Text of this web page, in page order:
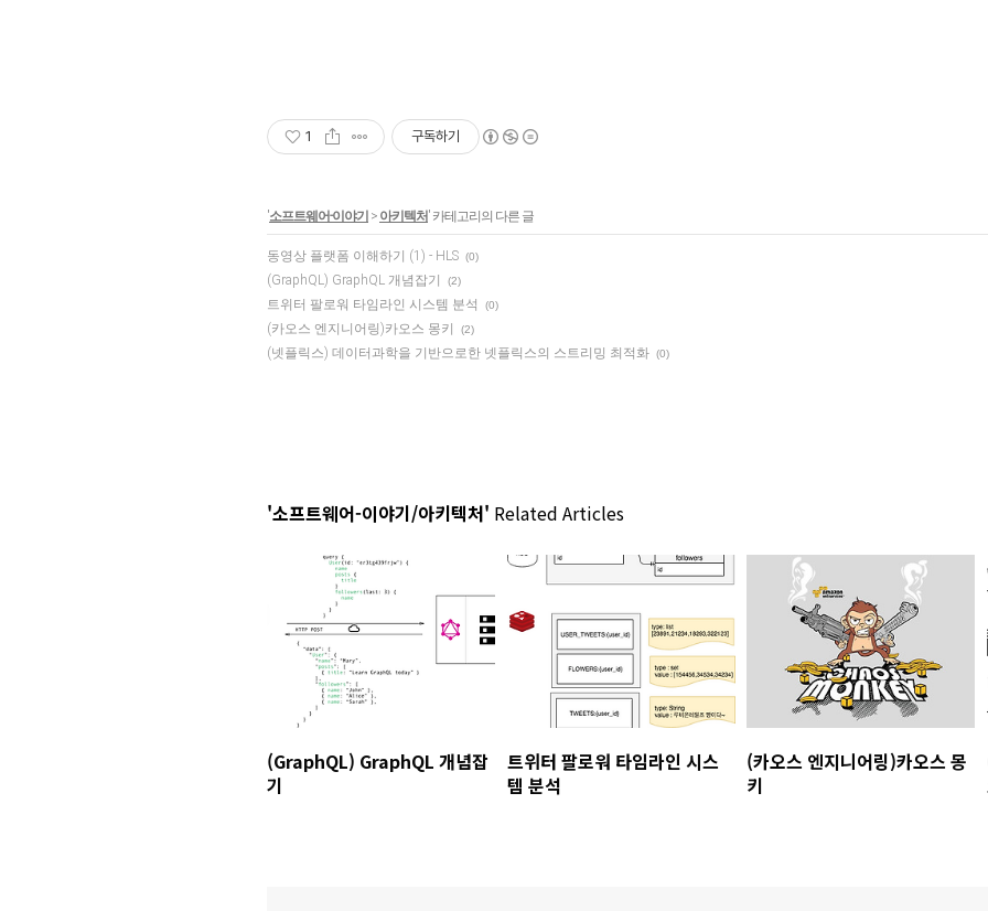
1 구독하기
'소프트웨어-이야기 > 아키텍처' 카테고리의 다른 글
동영상 플랫폼 이해하기 (1) - HLS (0)
(GraphQL) GraphQL 개념잡기 (2)
트위터 팔로워 타임라인 시스템 분석 (0)
(카오스 엔지니어링)카오스 몽키 (2)
(넷플릭스) 데이터과학을 기반으로한 넷플릭스의 스트리밍 최적화 (0)
'소프트웨어-이야기/아키텍처' Related Articles
(GraphQL) GraphQL 개념잡
기
트위터 팔로워 타임라인 시스
템 분석
(카오스 엔지니어링)카오스 몽
키